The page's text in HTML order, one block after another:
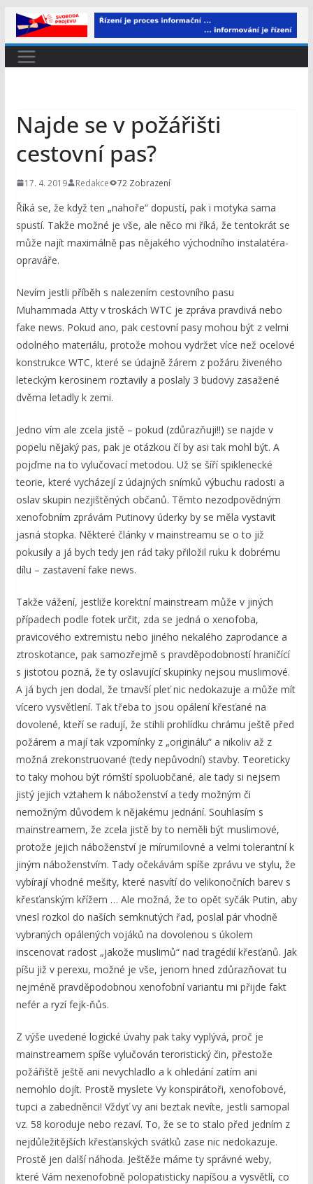
Přeskočit
na
obsah
Najde se v požářišti
cestovní pas?
17. 4. 2019 Redakce 72 Zobrazení
Říká se, že když ten „nahoře“ dopustí, pak i motyka sama
spustí. Takže možné je vše, ale něco mi říká, že tentokrát se
může najít maximálně pas nějakého východního instalatéra-
opraváře.
Nevím jestli příběh s nalezením cestovního pasu
Muhammada Atty v troskách WTC je zpráva pravdivá nebo
fake news. Pokud ano, pak cestovní pasy mohou být z velmi
odolného materiálu, protože mohou vydržet více než ocelové
konstrukce WTC, které se údajně žárem z požáru živeného
leteckým kerosinem roztavily a poslaly 3 budovy zasažené
dvěma letadly k zemi.
Jedno vím ale zcela jistě – pokud (zdůrazňuji!!) se najde v
popelu nějaký pas, pak je otázkou čí by asi tak mohl být. A
pojďme na to vylučovací metodou. Už se šíří spiklenecké
teorie, které vycházejí z údajných snímků výbuchu radosti a
oslav skupin nezjištěných občanů. Těmto nezodpovědným
xenofobním zprávám Putinovy úderky by se měla vystavit
jasná stopka. Některé články v mainstreamu se o to již
pokusily a já bych tedy jen rád taky přiložil ruku k dobrému
dílu – zastavení fake news.
Takže vážení, jestliže korektní mainstream může v jiných
případech podle fotek určit, zda se jedná o xenofoba,
pravicového extremistu nebo jiného nekalého zaprodance a
ztroskotance, pak samozřejmě s pravděpodobností hraničící
s jistotou pozná, že ty oslavující skupinky nejsou muslimové.
A já bych jen dodal, že tmavší pleť nic nedokazuje a může mít
vícero vysvětlení. Tak třeba to jsou opálení křesťané na
dovolené, kteří se radují, že stihli prohlídku chrámu ještě před
požárem a mají tak vzpomínky z „originálu“ a nikoliv až z
možná zrekonstruované (tedy nepůvodní) stavby. Teoreticky
to taky mohou být rómští spoluobčané, ale tady si nejsem
jistý jejich vztahem k náboženství a tedy možným či
nemožným důvodem k nějakému jednání. Souhlasím s
mainstreamem, že zcela jistě by to neměli být muslimové,
protože jejich náboženství je mírumilovné a velmi tolerantní k
jiným náboženstvím. Tady očekávám spíše zprávu ve stylu, že
vybírají vhodné mešity, které nasvítí do velikonočních barev s
křesťanským křížem … Ale možná, že to opět syčák Putin, aby
vnesl rozkol do naších semknutých řad, poslal pár vhodně
vybraných opálených vojáků na dovolenou s úkolem
inscenovat radost „jakože muslimů“ nad tragédií křesťanů. Jak
píšu již v perexu, možné je vše, jenom hned zdůrazňovat tu
nejméně pravděpodobnou xenofobní variantu mi přijde fakt
nefér a ryzí fejk-ňůs.
Z výše uvedené logické úvahy pak taky vyplývá, proč je
mainstreamem spíše vylučován teroristický čin, přestože
požářiště ještě ani nevychladlo a k ohledání zatím ani
nemohlo dojít. Prostě myslete Vy konspirátoři, xenofobové,
tupci a zabedněnci! Vždyť vy ani beztak nevíte, jestli samopal
vz. 58 koroduje nebo rezaví. To, že se to stalo před jedním z
nejdůležitějších křesťanských svátků zase nic nedokazuje.
Prostě jen další náhoda. Ještěže máme ty správné weby,
které Vám nexenofobně polopatisticky napíšou a vysvětlí, co